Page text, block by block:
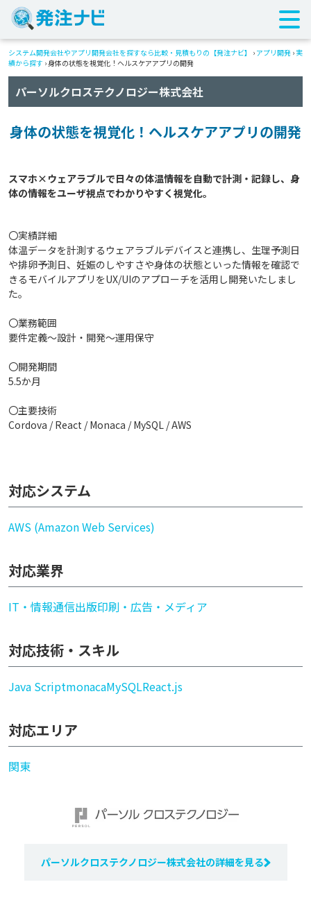
システム開発会社やアプリ開発会社を探すなら比較・見積もりの【発注ナビ】 › アプリ開発 › 実
績から探す ›身体の状態を視覚化！ヘルスケアアプリの開発
パーソルクロステクノロジー株式会社
身体の状態を視覚化！ヘルスケアアプリの開発
スマホ×ウェアラブルで日々の体温情報を自動で計測・記録し、身
〇実績詳細
体温データを計測するウェアラブルデバイスと連携し、生理予測日
や排卵予測日、妊娠のしやすさや身体の状態といった情報を確認で
きるモバイルアプリをUX/UIのアプローチを活用し開発いたしまし
た。
〇業務範囲
要件定義～設計・開発～運用保守
〇開発期間
5.5か月
〇主要技術
Cordova / React / Monaca / MySQL / AWS
対応システム
AWS (Amazon Web Services)
対応業界
IT・情報通信出版印刷・広告・メディア
対応技術・スキル
Java ScriptmonacaMySQLReact.js
対応エリア
関東
パーソルクロステクノロジー株式会社の詳細を見る